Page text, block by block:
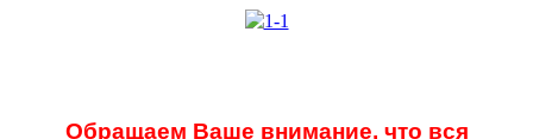
Обращаем Ваше внимание, что вся